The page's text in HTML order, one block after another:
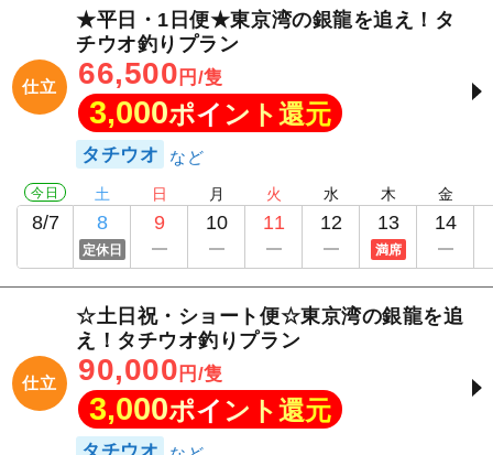
仕立
★平日・1日便★東京湾の銀龍を追え！タ
チウオ釣りプラン
66,500 円/隻
3,000ポイント還元
タチウオ
今日
8/7
土
8
定休日
日
9
月
10
火
11
水
12
木
13
満席
金
14
仕立
☆土日祝・ショート便☆東京湾の銀龍を追
え！タチウオ釣りプラン
90,000 円/隻
3,000ポイント還元